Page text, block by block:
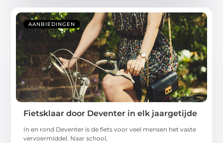
AANBIEDINGEN
Fietsklaar door Deventer in elk jaargetijde
In en rond Deventer is de fiets voor veel mensen het vaste
vervoermiddel. Naar school,